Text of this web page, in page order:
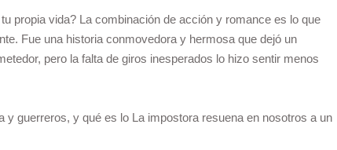
propia vida? La combinación de acción y romance es lo que
Fue una historia conmovedora y hermosa que dejó un
pero la falta de giros inesperados lo hizo sentir menos
guerreros, y qué es lo La impostora resuena en nosotros a un